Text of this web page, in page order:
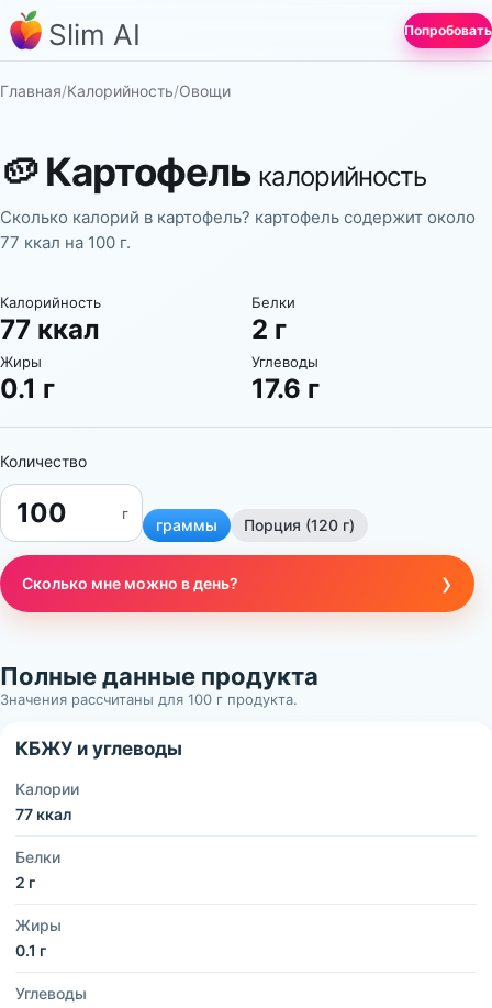
Slim AI Попробовать
Главная/Калорийность/Овощи
🥔Картофель калорийность
Сколько калорий в картофель? картофель содержит около
77 ккал на 100 г.
Калорийность
77 ккал
Белки
2 г
Жиры
0.1 г
Углеводы
17.6 г
Количество
г
граммы Порция (120 г)
Сколько мне можно в день? ›
Полные данные продукта
Значения рассчитаны для 100 г продукта.
КБЖУ и углеводы
Калории
77 ккал
Белки
2 г
Жиры
0.1 г
Углеводы